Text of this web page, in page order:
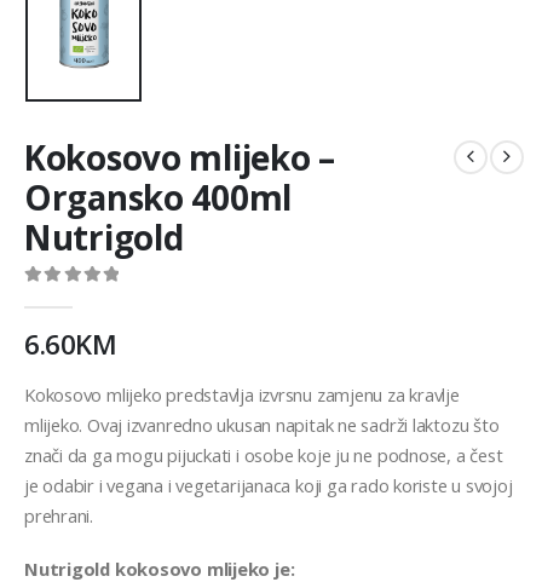
Kokosovo mlijeko –
Organsko 400ml
Nutrigold
6.60KM
Kokosovo mlijeko predstavlja izvrsnu zamjenu za kravlje
mlijeko. Ovaj izvanredno ukusan napitak ne sadrži laktozu što
znači da ga mogu pijuckati i osobe koje ju ne podnose, a čest
je odabir i vegana i vegetarijanaca koji ga rado koriste u svojoj
prehrani.
Nutrigold kokosovo mlijeko je: